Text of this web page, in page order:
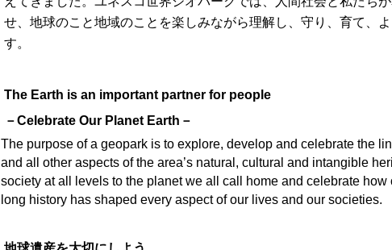
せ、地球のこと地域のことを楽しみながら理解し、守り、育て、
す。
The Earth is an important partner for people
－Celebrate Our Planet Earth－
The purpose of a geopark is to explore, develop and celebrate the
and all other aspects of the area’s natural, cultural and intangible
society at all levels to the planet we all call home and celebrate how
long history has shaped every aspect of our lives and our societies.